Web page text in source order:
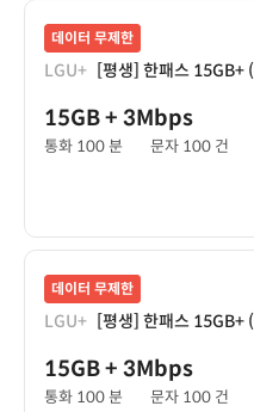
데이터 무제한
LGU+ [평생] 한패스 15GB+
15GB+ 3Mbps
통화 100 분 문자 100 건
데이터 무제한
LGU+ [평생] 한패스 15GB+
15GB+ 3Mbps
통화 100 분 문자 100 건